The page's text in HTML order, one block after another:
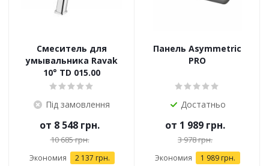
Смеситель для
умывальника Ravak
10° TD 015.00
Під замовлення
от 8 548 грн.
10 685 грн.
Экономия 2 137 грн.
Панель Asymmetric
PRO
Достатньо
от 1 989 грн.
3 978 грн.
Экономия 1 989 грн.